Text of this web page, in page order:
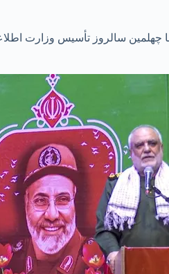
چهلمین سالروز تأسیس وزارت